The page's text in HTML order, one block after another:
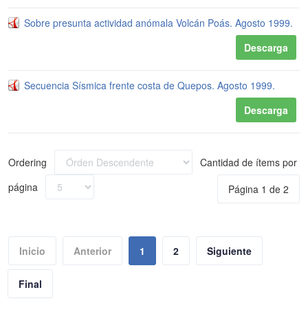
Sobre presunta actividad anómala Volcán Poás. Agosto 1999.
Descarga
Secuencia Sísmica frente costa de Quepos. Agosto 1999.
Descarga
Ordering
Cantidad de ítems por
página
Página 1 de 2
Inicio Anterior 1 2 Siguiente
Final